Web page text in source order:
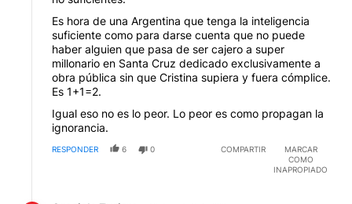
Es hora de una Argentina que tenga la inteligencia
suficiente como para darse cuenta que no puede
haber alguien que pasa de ser cajero a super
millonario en Santa Cruz dedicado exclusivamente a
obra pública sin que Cristina supiera y fuera cómplice.
Es 1+1=2.
Igual eso no es lo peor. Lo peor es como propagan la
ignorancia.
RESPONDER 6 0 COMPARTIR
MARCAR
COMO
INAPROPIADO